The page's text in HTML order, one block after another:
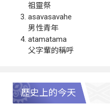
祖靈祭
asavasavahe
男性青年
atamatama
父字輩的稱呼
歷史上的今天